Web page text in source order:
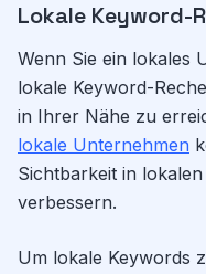
Lokale Keyword-
Wenn Sie ein lokales
lokale Keyword-
in Ihrer Nähe zu
lokale Unternehmen
Sichtbarkeit in
verbessern.
Um lokale Keywords